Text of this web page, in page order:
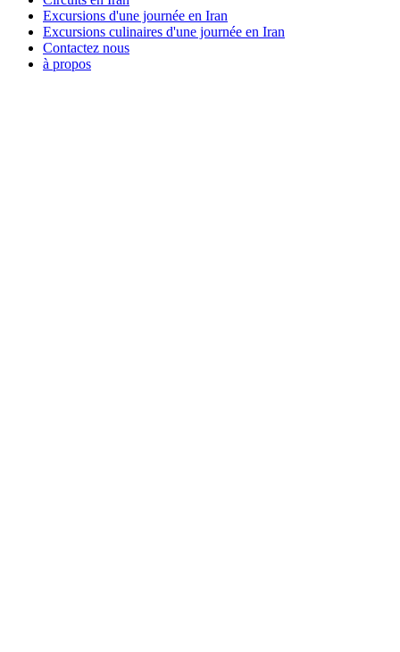
Excursions d'une journée en Iran
Excursions culinaires d'une journée en Iran
Contactez nous
à propos